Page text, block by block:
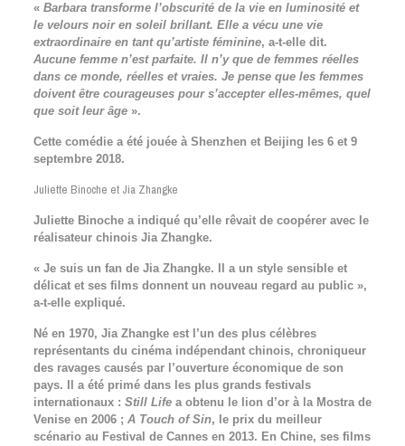
« Barbara transforme l’obscurité de la vie en luminosité et
le velours noir en soleil brillant. Elle a vécu une vie
extraordinaire en tant qu’artiste féminine, a-t-elle dit.
Aucune femme n’est parfaite. Il n’y que de femmes réelles
dans ce monde, réelles et vraies. Je pense que les femmes
doivent être courageuses pour s’accepter elles-mêmes, quel
que soit leur âge».
Cette comédie a été jouée à Shenzhen et Beijing les 6 et 9
septembre 2018.
Juliette Binoche et Jia Zhangke
Juliette Binoche a indiqué qu’elle rêvait de coopérer avec le
réalisateur chinois Jia Zhangke.
« Je suis un fan de Jia Zhangke. Il a un style sensible et
délicat et ses films donnent un nouveau regard au public »,
a-t-elle expliqué.
Né en 1970, Jia Zhangke est l’un des plus célèbres
représentants du cinéma indépendant chinois, chroniqueur
des ravages causés par l’ouverture économique de son
pays. Il a été primé dans les plus grands festivals
internationaux : Still Lifea obtenu le lion d’or à la Mostra de
Venise en 2006 ; A Touch of Sin, le prix du meilleur
scénario au Festival de Cannes en 2013. En Chine, ses films